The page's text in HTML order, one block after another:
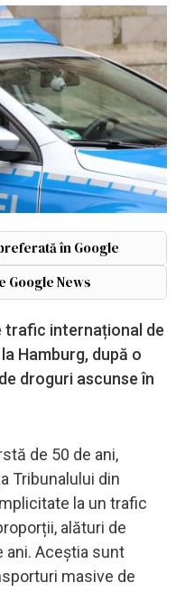
în Google
Google News
trafic internațional de
Hamburg, după o
droguri ascunse în
de 50 de ani,
Tribunalului din
la un trafic
alături de
ani. Aceștia sunt
masive de